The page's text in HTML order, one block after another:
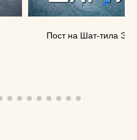
Пост на Шат-тила